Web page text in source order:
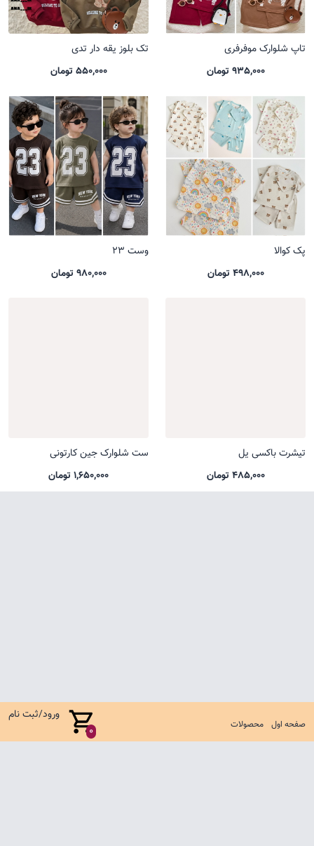
صفحه اول محصولات 0
ورود/ثبت نام
تاپ شلوارک موفرفری
935,000 تومان
تک بلوز یقه دار تدی
550,000 تومان
پک کوالا
498,000 تومان
وست 23
980,000 تومان
تیشرت باکسی یل
485,000 تومان
ست شلوارک جین کارتونی
1,650,000 تومان